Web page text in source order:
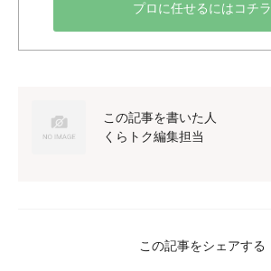
プロに任せるにはコチラ
この記事を書いた人
くらトク編集担当
この記事をシェアする